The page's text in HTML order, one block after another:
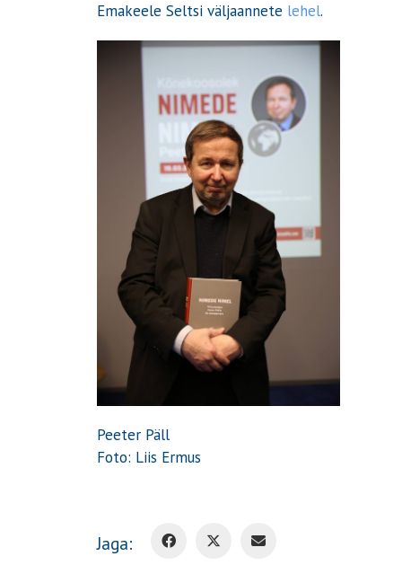
Emakeele Seltsi väljaannete lehel.
Peeter Päll
Foto: Liis Ermus
Jaga: